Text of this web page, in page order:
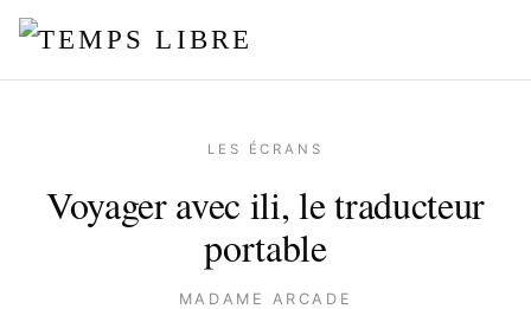
LES ÉCRANS
Voyager avec ili, le traducteur
portable
MADAME ARCADE